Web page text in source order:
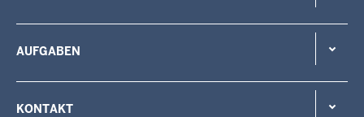
AUFGABEN
KONTAKT